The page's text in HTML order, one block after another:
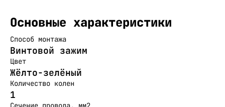
Основные характеристики
Способ монтажа
Винтовой зажим
Цвет
Жёлто-зелёный
Количество колен
1